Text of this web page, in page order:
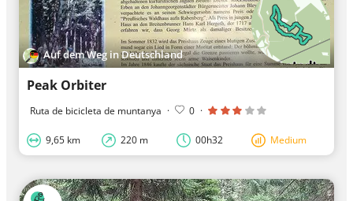
Auf dem Weg in Deutschland
Peak Orbiter
Ruta de bicicleta de muntanya · 0 ·
9,65 km 220 m 00h32 Medium